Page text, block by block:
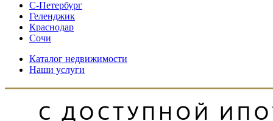
С-Петербург
Геленджик
Краснодар
Сочи
Каталог недвижимости
Наши услуги